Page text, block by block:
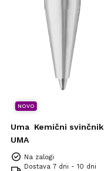
NOVO
Uma Kemični svinčnik
UMA
Na zalogi
Dostava 7 dni - 10 dni